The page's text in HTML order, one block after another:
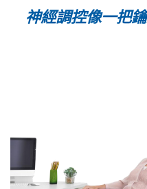
神經調控像一把